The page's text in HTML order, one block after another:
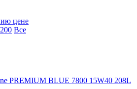
цене
200 Все
PREMIUM BLUE 7800 15W40 208L